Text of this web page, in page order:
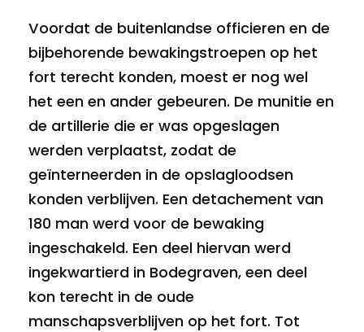
Voordat de buitenlandse officieren en de
bijbehorende bewakingstroepen op het
fort terecht konden, moest er nog wel
het een en ander gebeuren. De munitie en
de artillerie die er was opgeslagen
werden verplaatst, zodat de
geïnterneerden in de opslagloodsen
konden verblijven. Een detachement van
180 man werd voor de bewaking
ingeschakeld. Een deel hiervan werd
ingekwartierd in Bodegraven, een deel
kon terecht in de oude
manschapsverblijven op het fort. Tot